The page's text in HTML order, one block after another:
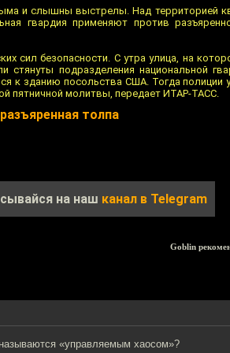
и слышны выстрелы. Над территорией
гвардия применяют против
сил безопасности. С утра улица, на
подразделения национальной
к зданию посольства США. Тогда полиции
пятничной молитвы, передает ИТАР-ТАСС.
толпа
на наш канал в Telegram
Goblin
«управляемым хаосом»?